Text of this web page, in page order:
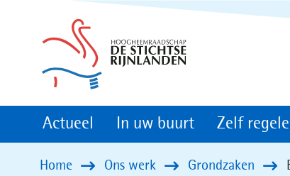
Actueel In uw buurt Zelf
Home Ons werk Grondzaken